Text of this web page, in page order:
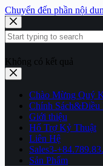
Chuyển đến phần nội
Không có kết quả
Chào Mừng Quý
Chính Sách&Điều
Giới thiệu
Hổ Trợ Kỷ Thuật
Liên Hệ
Sales3-
Sản Phẩm